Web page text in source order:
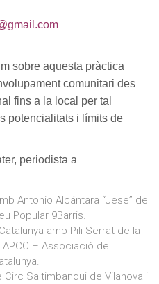
sobre aquesta pràctica
comunitari des
fins a la local per tal
potencialitats i límits de
periodista a
Antonio Alcántara “Jese” de
Popular 9Barris.
amb Pili Serrat de la
– Associació de
Circ Saltimbanqui de Vilanova i